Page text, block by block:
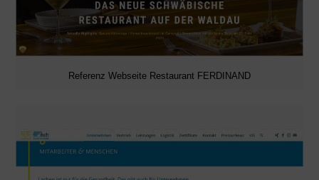
Referenz Webseite Restaurant FERDINAND